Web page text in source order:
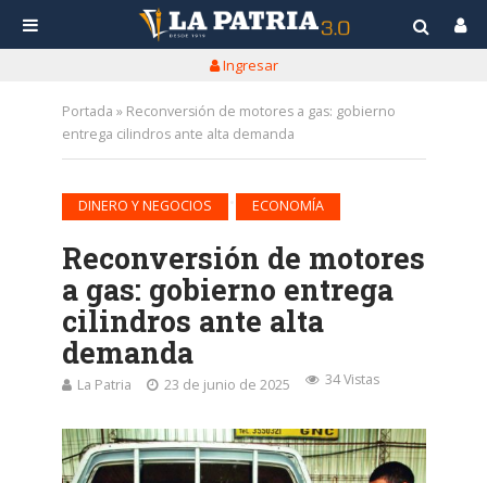
Ingresar
Portada » Reconversión de motores a gas: gobierno
entrega cilindros ante alta demanda
DINERO Y NEGOCIOS ECONOMÍA
Reconversión de motores
a gas: gobierno entrega
cilindros ante alta
demanda
La Patria 23 de junio de 2025 34 Vistas